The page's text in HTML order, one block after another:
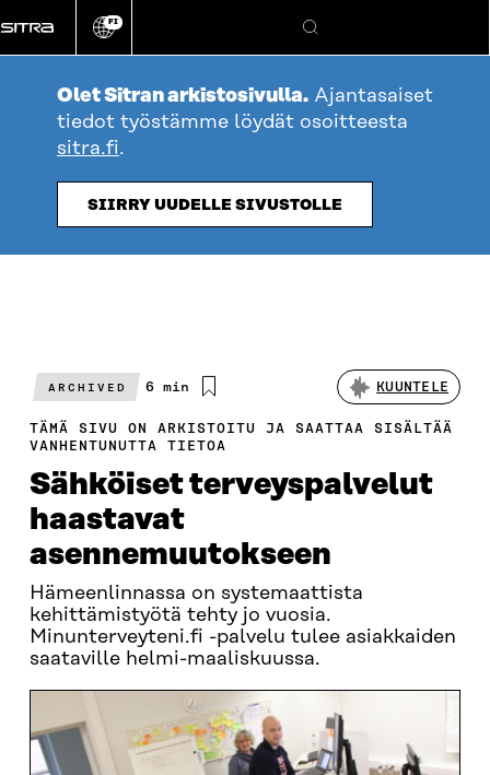
suoraan
sisältöön
Vaihda
kieli
FI
Hae
Olet Sitran arkistosivulla. Ajantasaiset
tiedot työstämme löydät osoitteesta
sitra.fi.
SIIRRY UUDELLE SIVUSTOLLE
ARCHIVED
Arvioitu
6 min KUUNTELE
TÄMÄ SIVU ON ARKISTOITU JA SAATTAA SISÄLTÄÄ
VANHENTUNUTTA TIETOA
Sähköiset terveyspalvelut
haastavat
asennemuutokseen
Hämeenlinnassa on systemaattista
kehittämistyötä tehty jo vuosia.
Minunterveyteni.fi -palvelu tulee asiakkaiden
saataville helmi-maaliskuussa.